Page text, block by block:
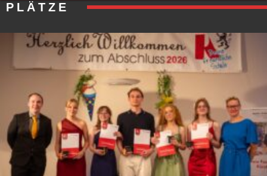
PLÄTZE